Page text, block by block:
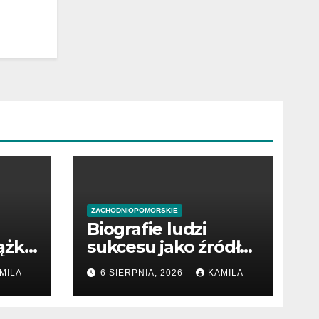
ZACHODNIOPOMORSKIE
Biografie ludzi
sukcesu jako źródło
wiedzy
6 SIERPNIA, 2026 KAMILA